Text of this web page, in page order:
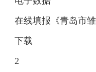
在线填报《青岛市
下载
2